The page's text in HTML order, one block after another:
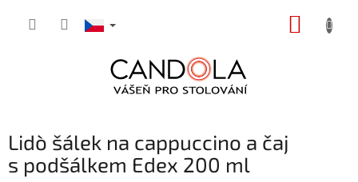
Lidò šálek na cappuccino a čaj
s podšálkem Edex 200 ml